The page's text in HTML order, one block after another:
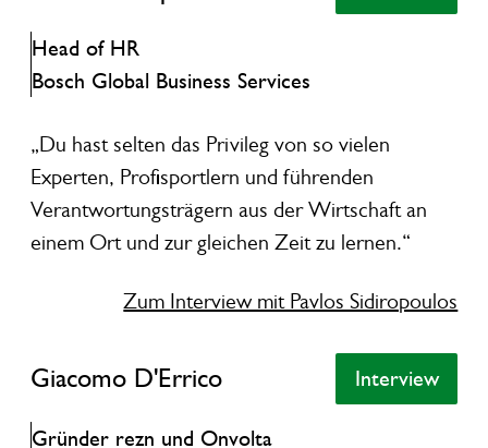
Head of HR
Bosch Global Business Services
„Du hast selten das Privileg von so vielen
Experten, Profisportlern und führenden
Verantwortungsträgern aus der Wirtschaft an
einem Ort und zur gleichen Zeit zu lernen.“
Zum Interview mit Pavlos Sidiropoulos
Giacomo D'Errico Interview
Interview
Gründer rezn und Onvolta